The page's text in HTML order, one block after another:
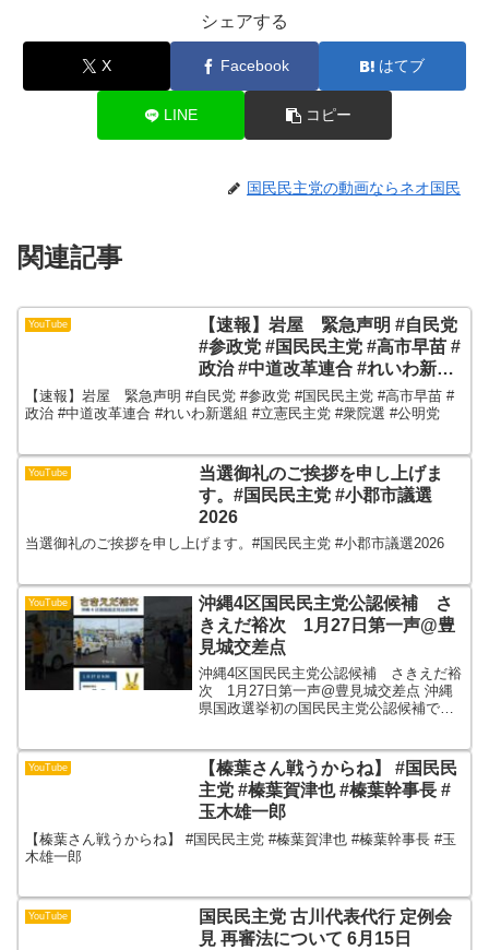
シェアする
X Facebook はてブ
LINE コピー
国民民主党の動画ならネオ国民
関連記事
YouTube
【速報】岩屋 緊急声明 #自民党
#参政党 #国民民主党 #高市早苗 #
政治 #中道改革連合 #れいわ新選
組 #立憲民主党 #衆院選 #公明党
【速報】岩屋 緊急声明 #自民党 #参政党 #国民民主党 #高市早苗 #
政治 #中道改革連合 #れいわ新選組 #立憲民主党 #衆院選 #公明党
YouTube
当選御礼のご挨拶を申し上げま
す。#国民民主党 #小郡市議選
2026
当選御礼のご挨拶を申し上げます。#国民民主党 #小郡市議選2026
YouTube
沖縄4区国民民主党公認候補 さ
きえだ裕次 1月27日第一声@豊
見城交差点
沖縄4区国民民主党公認候補 さきえだ裕
次 1月27日第一声@豊見城交差点 沖縄
県国政選挙初の国民民主党公認候補で
ちろん国民民主党へ。
YouTube
【榛葉さん戦うからね】 #国民民
主党 #榛葉賀津也 #榛葉幹事長 #
玉木雄一郎
【榛葉さん戦うからね】 #国民民主党 #榛葉賀津也 #榛葉幹事長 #玉
木雄一郎
YouTube
国民民主党 古川代表代行 定例会
見 再審法について 6月15日